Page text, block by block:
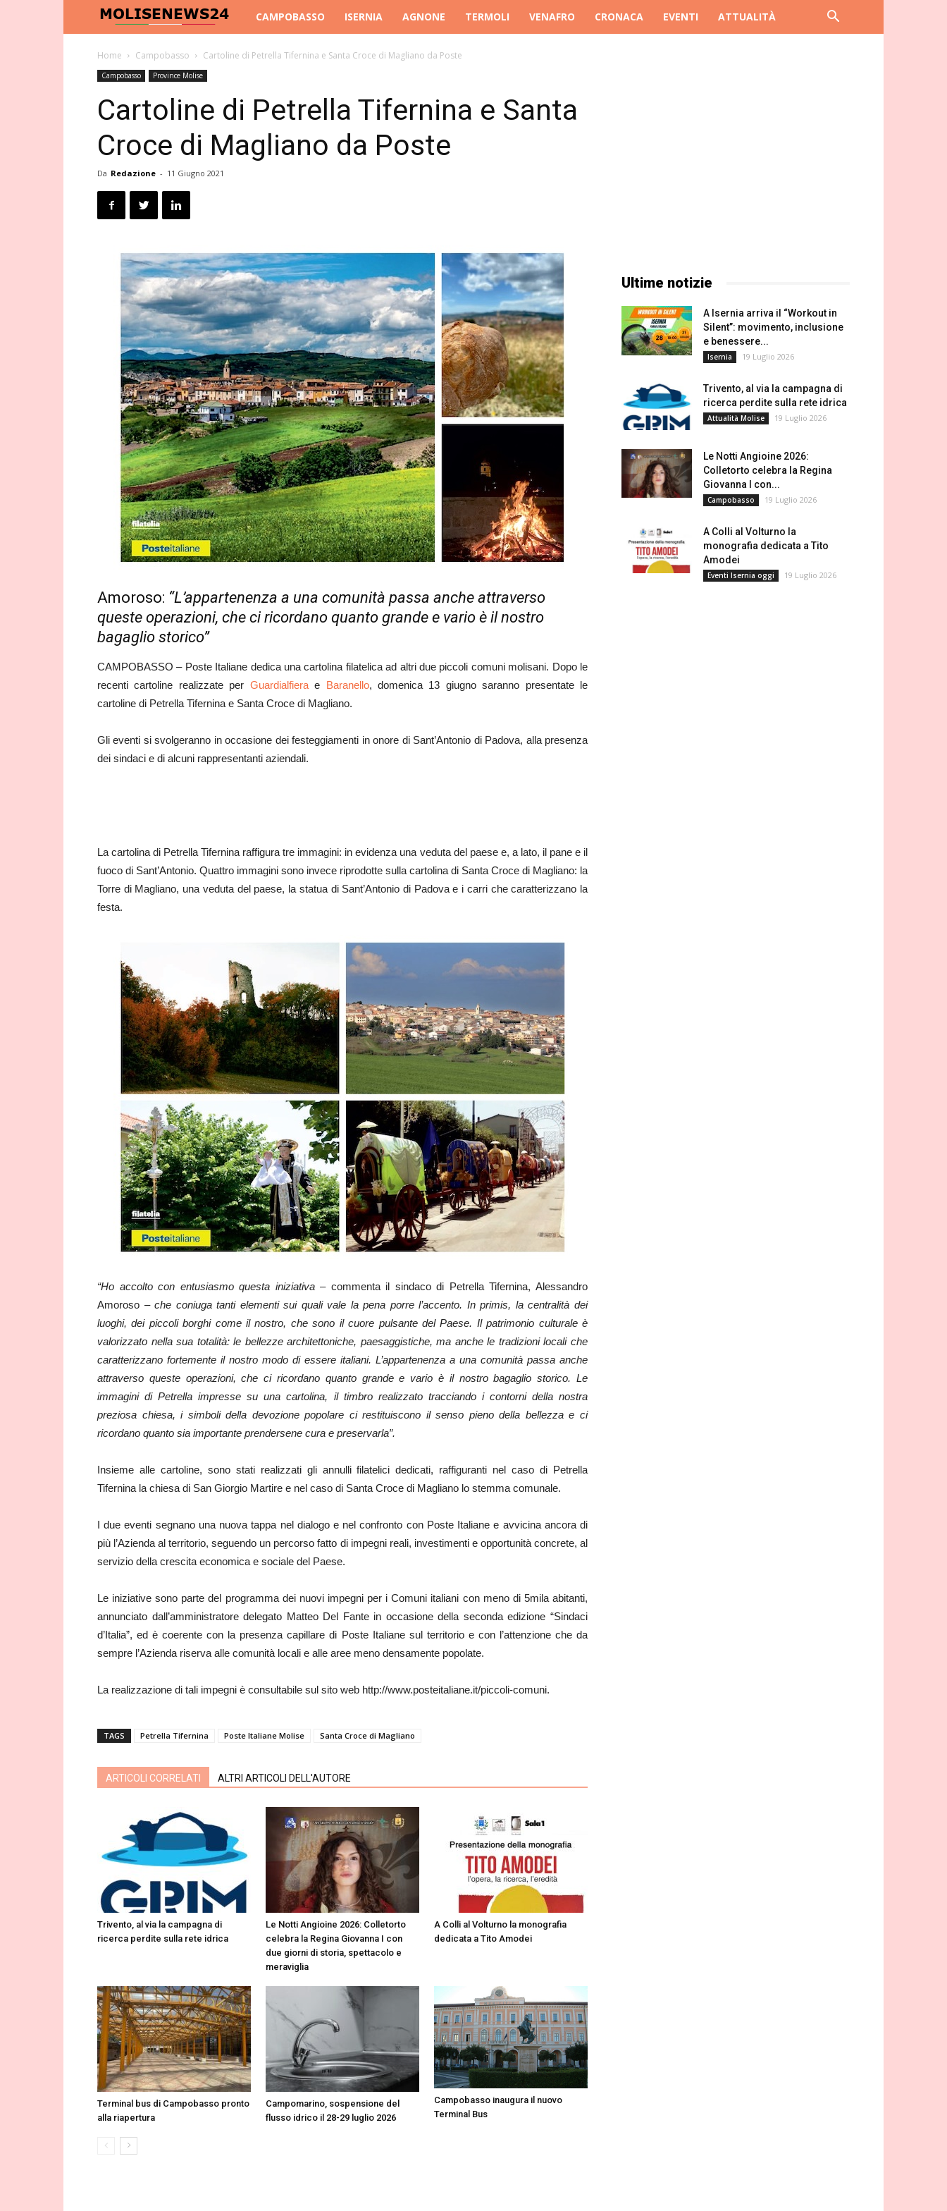
Molise
News
CAMPOBASSO ISERNIA AGNONE TERMOLI VENAFRO CRONACA EVENTI ATTUALITÀ
Home Campobasso Cartoline di Petrella Tifernina e Santa Croce di Magliano da Poste
Campobasso Province Molise
Cartoline di Petrella Tifernina e Santa
Croce di Magliano da Poste
Da Redazione - 11 Giugno 2021
Amoroso: “L’appartenenza a una comunità passa anche attraverso
queste operazioni, che ci ricordano quanto grande e vario è il nostro
bagaglio storico”
CAMPOBASSO – Poste Italiane dedica una cartolina filatelica ad altri due piccoli comuni molisani. Dopo le
recenti cartoline realizzate per Guardialfierae Baranello, domenica 13 giugno saranno presentate le
cartoline di Petrella Tifernina e Santa Croce di Magliano.
Gli eventi si svolgeranno in occasione dei festeggiamenti in onore di Sant’Antonio di Padova, alla presenza
dei sindaci e di alcuni rappresentanti aziendali.
La cartolina di Petrella Tifernina raffigura tre immagini: in evidenza una veduta del paese e, a lato, il pane e il
fuoco di Sant’Antonio. Quattro immagini sono invece riprodotte sulla cartolina di Santa Croce di Magliano: la
Torre di Magliano, una veduta del paese, la statua di Sant’Antonio di Padova e i carri che caratterizzano la
festa.
“Ho accolto con entusiasmo questa iniziativa –commenta il sindaco di Petrella Tifernina, Alessandro
Amoroso –che coniuga tanti elementi sui quali vale la pena porre l’accento. In primis, la centralità dei
luoghi, dei piccoli borghi come il nostro, che sono il cuore pulsante del Paese. Il patrimonio culturale è
valorizzato nella sua totalità: le bellezze architettoniche, paesaggistiche, ma anche le tradizioni locali che
caratterizzano fortemente il nostro modo di essere italiani. L’appartenenza a una comunità passa anche
attraverso queste operazioni, che ci ricordano quanto grande e vario è il nostro bagaglio storico. Le
immagini di Petrella impresse su una cartolina, il timbro realizzato tracciando i contorni della nostra
preziosa chiesa, i simboli della devozione popolare ci restituiscono il senso pieno della bellezza e ci
ricordano quanto sia importante prendersene cura e preservarla”.
Insieme alle cartoline, sono stati realizzati gli annulli filatelici dedicati, raffiguranti nel caso di Petrella
Tifernina la chiesa di San Giorgio Martire e nel caso di Santa Croce di Magliano lo stemma comunale.
I due eventi segnano una nuova tappa nel dialogo e nel confronto con Poste Italiane e avvicina ancora di
più l’Azienda al territorio, seguendo un percorso fatto di impegni reali, investimenti e opportunità concrete, al
servizio della crescita economica e sociale del Paese.
Le iniziative sono parte del programma dei nuovi impegni per i Comuni italiani con meno di 5mila abitanti,
annunciato dall’amministratore delegato Matteo Del Fante in occasione della seconda edizione “Sindaci
d’Italia”, ed è coerente con la presenza capillare di Poste Italiane sul territorio e con l’attenzione che da
sempre l’Azienda riserva alle comunità locali e alle aree meno densamente popolate.
La realizzazione di tali impegni è consultabile sul sito web http://www.posteitaliane.it/piccoli-comuni.
TAGS Petrella Tifernina Poste Italiane Molise Santa Croce di Magliano
ARTICOLI CORRELATI ALTRI ARTICOLI DELL'AUTORE
Trivento, al via la campagna di
ricerca perdite sulla rete idrica
Le Notti Angioine 2026: Colletorto
celebra la Regina Giovanna I con
due giorni di storia, spettacolo e
meraviglia
A Colli al Volturno la monografia
dedicata a Tito Amodei
Terminal bus di Campobasso pronto
alla riapertura
Campomarino, sospensione del
flusso idrico il 28-29 luglio 2026
Campobasso inaugura il nuovo
Terminal Bus
Ultime notizie
A Isernia arriva il “Workout in
Silent”: movimento, inclusione
e benessere...
Isernia 19 Luglio 2026
Trivento, al via la campagna di
ricerca perdite sulla rete idrica
Attualità Molise 19 Luglio 2026
Le Notti Angioine 2026:
Colletorto celebra la Regina
Giovanna I con...
Campobasso 19 Luglio 2026
A Colli al Volturno la
monografia dedicata a Tito
Amodei
Eventi Isernia oggi 19 Luglio 2026